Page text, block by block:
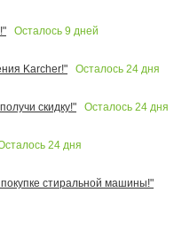
Осталось 9 дней
Karcher!"
Осталось 24 дня
скидку!"
Осталось 24 дня
24 дня
стиральной машины!"